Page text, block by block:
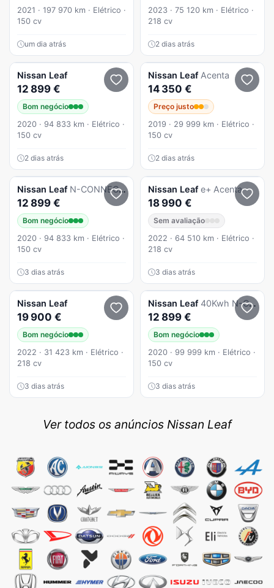
2021 · 197 970 km · Elétrico ·
150 cv
um dia atrás
2023 · 75 120 km · Elétrico ·
218 cv
2 dias atrás
Nissan Leaf
12 899 €
Bom negócio
2020 · 94 833 km · Elétrico ·
150 cv
2 dias atrás
Nissan Leaf Acenta
14 350 €
Preço justo
2019 · 29 999 km · Elétrico ·
150 cv
2 dias atrás
Nissan Leaf N-CONNECTA 40Kwh (AUTO)
12 899 €
Bom negócio
2020 · 94 833 km · Elétrico ·
150 cv
3 dias atrás
Nissan Leaf e+ Acenta
18 990 €
Sem avaliação
2022 · 64 510 km · Elétrico ·
218 cv
3 dias atrás
Nissan Leaf
19 900 €
Bom negócio
2022 · 31 423 km · Elétrico ·
218 cv
3 dias atrás
Nissan Leaf 40Kwh N-CONNECTA (AUTO)
12 899 €
Bom negócio
2020 · 99 999 km · Elétrico ·
150 cv
3 dias atrás
Ver todos os anúncios Nissan Leaf